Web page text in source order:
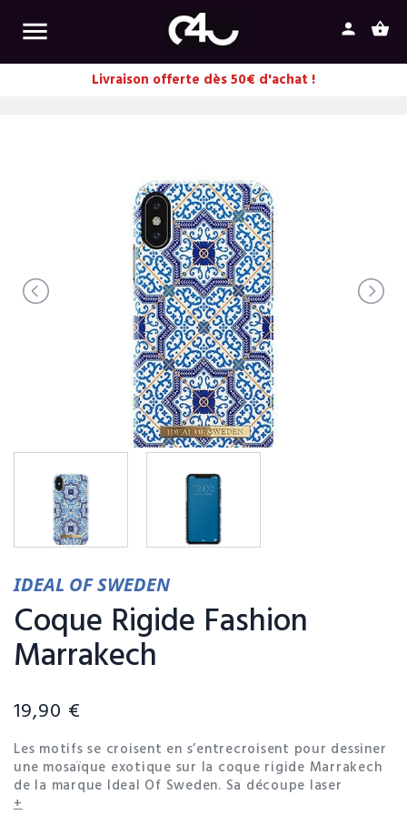
 shopping_basket
person
Livraison offerte dès 50€ d'achat !
IDEAL OF SWEDEN
Coque Rigide Fashion
Marrakech
19,90 €
Les motifs se croisent en s’entrecroisent pour dessiner
une mosaïque exotique sur la coque rigide Marrakech
de la marque Ideal Of Sweden. Sa découpe laser
parfaitement ajustée lui permet d’épouser les lignes
+